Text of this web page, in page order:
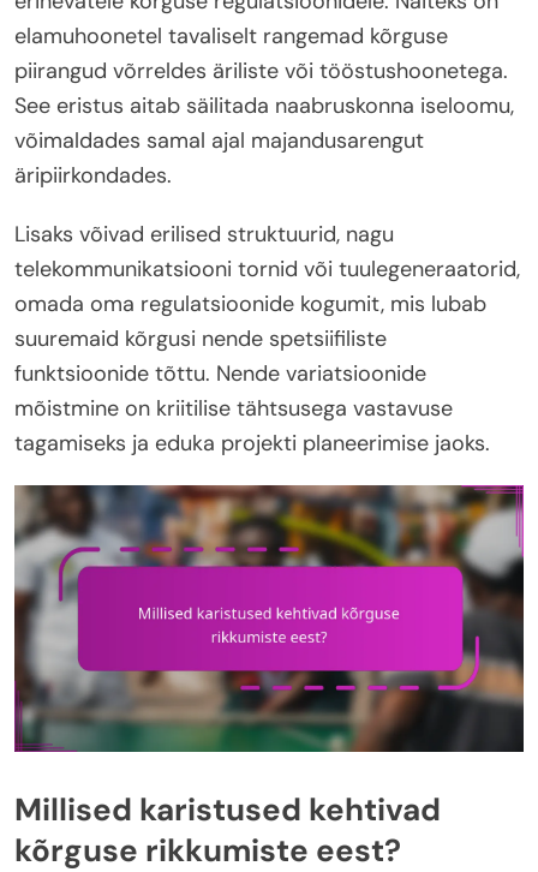
elamuhoonetel tavaliselt rangemad kõrguse
piirangud võrreldes äriliste või tööstushoonetega.
See eristus aitab säilitada naabruskonna iseloomu,
võimaldades samal ajal majandusarengut
äripiirkondades.
Lisaks võivad erilised struktuurid, nagu
telekommunikatsiooni tornid või tuulegeneraatorid,
omada oma regulatsioonide kogumit, mis lubab
suuremaid kõrgusi nende spetsiifiliste
funktsioonide tõttu. Nende variatsioonide
mõistmine on kriitilise tähtsusega vastavuse
tagamiseks ja eduka projekti planeerimise jaoks.
Millised karistused kehtivad
kõrguse rikkumiste eest?